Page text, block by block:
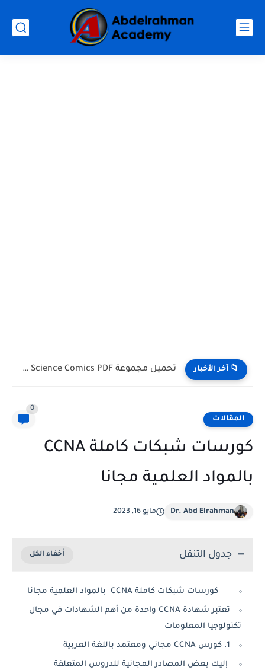
📁 آخر الأخبار تحميل كتب English Idioms مجانا |من كامبريدج English Phrasal Verbs...
المقالات
0
كورسات شبكات كاملة CCNA
بالمواد العلمية مجانا
Dr. Abd Elrahman مايو 16, 2023
جدول التنقل
كورسات شبكات كاملة CCNA بالمواد العلمية مجانا
تعتبر شهادة CCNA واحدة من أهم الشهادات في مجال
تكنولوجيا المعلومات
1. كورس CCNA مجاني ومعتمد باللغة العربية
إليك بعض المصادر المجانية للدروس المتعلقة